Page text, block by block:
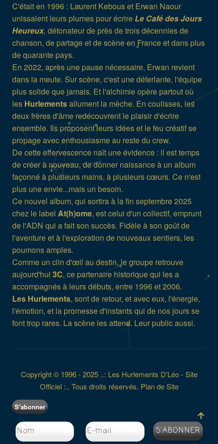
C'était en 1996 : Laurent Kebous et Erwan Naour
unissaient leurs plumes pour écrireLe Café des Jours
Heureux, détonateur de près de trois décennies de
chanson, de partage et de scène en France et dans plus
de quarante pays.
En 2022, après une pause nécessaire, Erwan revient
dans la meute. Sur scène, c'est une déferlante, l'équipe
plus solide que jamais. Et l'alchimie opère partout où
les Hurlementsallument la mèche. En coulisses, les
deux frères d'âme redécouvrent le plaisir d'écrire
ensemble. Ils proposent leurs idées et le feu créatif se
propage avec enthousiasme au reste du crew.
De cette effervescence naît une évidence : il est temps
de créer à nouveau, de donner naissance à un album
façonné à plusieurs mains, à plusieurs cœurs. Ce n'est
plus une envie...mais un besoin.
Ce nouvel album, qui sortira à la fin septembre 2025
chez le label At(h)ome, est celui d'un collectif, emprunt
de l'ADN qui a fait son succès. Fidèle à son goût de
l'aventure et à l'exploration de nouveaux sentiers, les
poumons amples.
Comme un clin d'œil au destin, le groupe retrouve
aujourd'hui 3C, ce partenaire historique qui les a
accompagnés à leurs débuts, entre 1996 et 2006.
Les Hurlements, sont de retour, et avec eux, l'énergie,
l'émotion, et la promesse d'instants qui de nos jours se
font trop rares. La scène les attend. Leur public aussi.
Copyright © 1996 - 2025 ..: Les Hurlements D'Léo - Site
Officiel :.. Tous droits réservés. Plan de Site
S'abonner